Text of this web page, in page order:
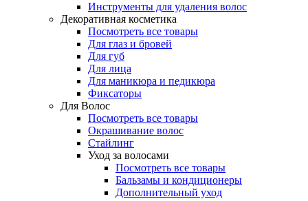
Инструменты для удаления волос
Декоративная косметика
Посмотреть все товары
Для глаз и бровей
Для губ
Для лица
Для маникюра и педикюра
Фиксаторы
Для Волос
Посмотреть все товары
Окрашивание волос
Стайлинг
Уход за волосами
Посмотреть все товары
Бальзамы и кондиционеры
Дополнительный уход